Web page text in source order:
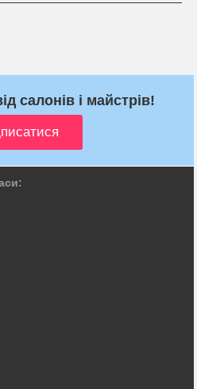
салонів і майстрів!